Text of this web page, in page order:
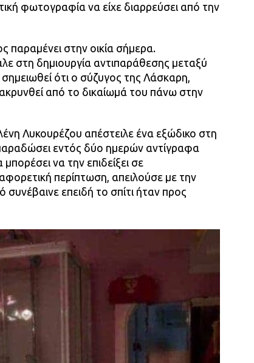
φωτογραφία να είχε διαρρεύσει από την
στην οικία σήμερα.
στη δημιουργία αντιπαράθεσης μεταξύ
ότι ο σύζυγος της Λάσκαρη,
από το δικαίωμά του πάνω στην
Λυκουρέζου απέστειλε ένα εξώδικο στη
εντός δύο ημερών αντίγραφα
να την επιδείξει σε
περίπτωση, απειλούσε με την
επειδή το σπίτι ήταν προς